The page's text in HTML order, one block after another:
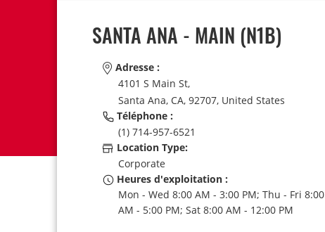
SANTA ANA - MAIN (N1B)
Adresse :
4101 S Main St,
Santa Ana, CA, 92707, United States
Téléphone :
(1) 714-957-6521
Location Type:
Corporate
Heures d'exploitation :
Mon - Wed 8:00 AM - 3:00 PM; Thu - Fri 8:00
AM - 5:00 PM; Sat 8:00 AM - 12:00 PM